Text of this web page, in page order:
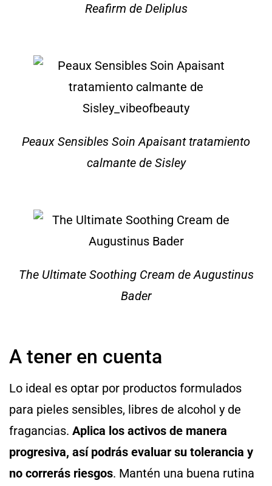
Reafirm de Deliplus
Peaux Sensibles Soin Apaisant tratamiento
calmante de Sisley
The Ultimate Soothing Cream de Augustinus
Bader
A tener en cuenta
Lo ideal es optar por productos formulados
para pieles sensibles, libres de alcohol y de
fragancias. Aplica los activos de manera
progresiva, así podrás evaluar su tolerancia y
no correrás riesgos. Mantén una buena rutina